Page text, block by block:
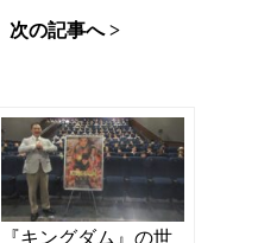
次の記事へ >
『キングダム』の世